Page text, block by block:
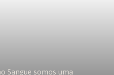
Sangue somos uma